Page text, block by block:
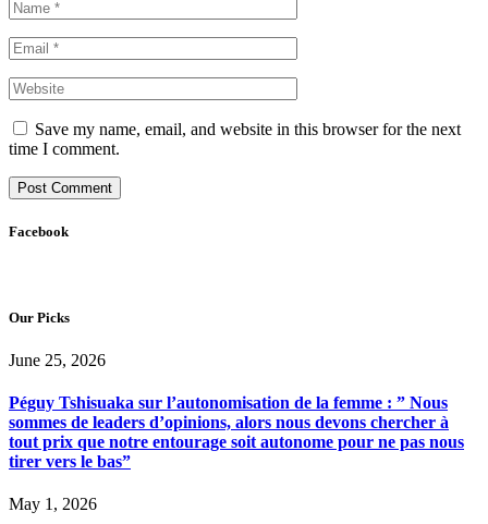
Save my name, email, and website in this browser for the next
time I comment.
Facebook
Our Picks
June 25, 2026
Péguy Tshisuaka sur l’autonomisation de la femme : ” Nous
sommes de leaders d’opinions, alors nous devons chercher à
tout prix que notre entourage soit autonome pour ne pas nous
tirer vers le bas”
May 1, 2026